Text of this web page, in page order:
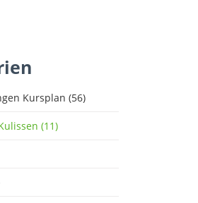
Kursplan (56)
(11)